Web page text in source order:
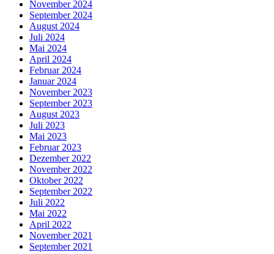
November 2024
September 2024
August 2024
Juli 2024
Mai 2024
April 2024
Februar 2024
Januar 2024
November 2023
September 2023
August 2023
Juli 2023
Mai 2023
Februar 2023
Dezember 2022
November 2022
Oktober 2022
September 2022
Juli 2022
Mai 2022
April 2022
November 2021
September 2021